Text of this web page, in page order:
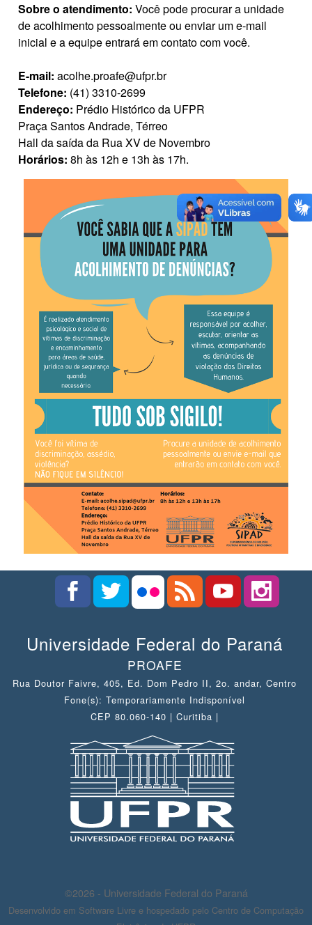
Sobre o atendimento: Você pode procurar a unidade
de acolhimento pessoalmente ou enviar um e-mail
inicial e a equipe entrará em contato com você.
E-mail: acolhe.proafe@ufpr.br
Telefone: (41) 3310-2699
Endereço: Prédio Histórico da UFPR
Praça Santos Andrade, Térreo
Hall da saída da Rua XV de Novembro
Horários: 8h às 12h e 13h às 17h.
Universidade Federal do Paraná
PROAFE
Rua Doutor Faivre, 405, Ed. Dom Pedro II, 2o. andar, Centro
Fone(s): Temporariamente Indisponível
CEP 80.060-140 | Curitiba |
©2026 - Universidade Federal do Paraná
Desenvolvido em Software Livre e hospedado pelo Centro de Computação